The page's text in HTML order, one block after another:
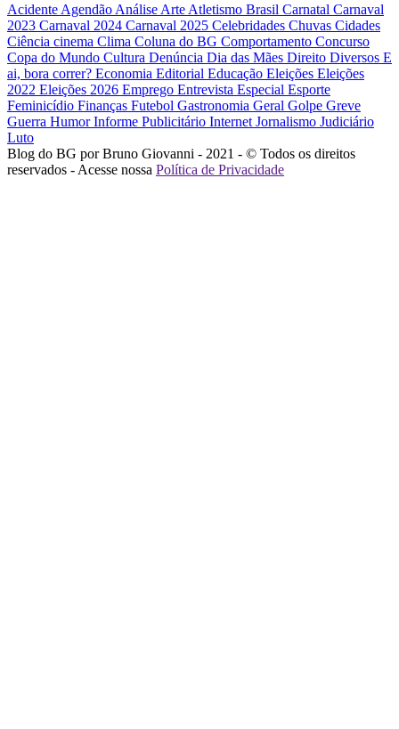
Acidente Agendão Análise Arte Atletismo Brasil Carnatal Carnaval
2023 Carnaval 2024 Carnaval 2025 Celebridades Chuvas Cidades
Ciência cinema Clima Coluna do BG Comportamento Concurso
Copa do Mundo Cultura Denúncia Dia das Mães Direito Diversos E
ai, bora correr? Economia Editorial Educação Eleições Eleições
2022 Eleições 2026 Emprego Entrevista Especial Esporte
Feminicídio Finanças Futebol Gastronomia Geral Golpe Greve
Guerra HumorInforme Publicitário Internet Jornalismo Judiciário
Luto
Blog do BG por Bruno Giovanni - 2021 - © Todos os direitos
reservados - Acesse nossa Política de Privacidade